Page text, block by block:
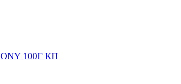
100Г КП